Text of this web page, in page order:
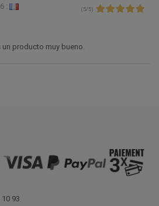
: ( 5/ 5)
producto muy bueno.
93